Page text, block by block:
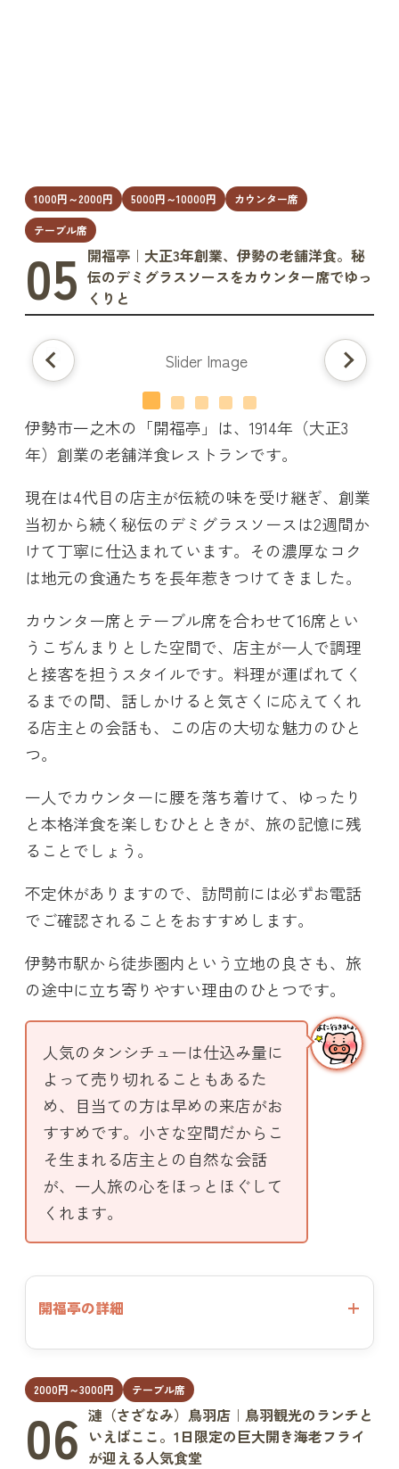
1000円～2000円 5000円～10000円 カウンター席
テーブル席
05 開福亭｜大正3年創業、伊勢の老舗洋食。秘
伝のデミグラスソースをカウンター席でゆっ
くりと
伊勢市一之木の「開福亭」は、1914年（大正3
年）創業の老舗洋食レストランです。
現在は4代目の店主が伝統の味を受け継ぎ、創業
当初から続く秘伝のデミグラスソースは2週間か
けて丁寧に仕込まれています。その濃厚なコク
は地元の食通たちを長年惹きつけてきました。
カウンター席とテーブル席を合わせて16席とい
うこぢんまりとした空間で、店主が一人で調理
と接客を担うスタイルです。料理が運ばれてく
るまでの間、話しかけると気さくに応えてくれ
る店主との会話も、この店の大切な魅力のひと
つ。
一人でカウンターに腰を落ち着けて、ゆったり
と本格洋食を楽しむひとときが、旅の記憶に残
ることでしょう。
不定休がありますので、訪問前には必ずお電話
でご確認されることをおすすめします。
伊勢市駅から徒歩圏内という立地の良さも、旅
の途中に立ち寄りやすい理由のひとつです。
人気のタンシチューは仕込み量に
よって売り切れることもあるた
め、目当ての方は早めの来店がお
すすめです。小さな空間だからこ
そ生まれる店主との自然な会話
が、一人旅の心をほっとほぐして
くれます。
開福亭の詳細
2000円～3000円 テーブル席
06 漣（さざなみ）鳥羽店｜鳥羽観光のランチと
いえばここ。1日限定の巨大開き海老フライ
が迎える人気食堂